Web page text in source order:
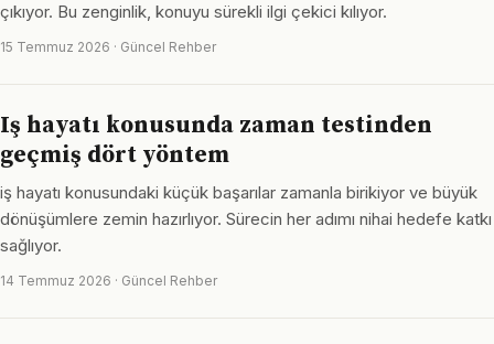
çıkıyor. Bu zenginlik, konuyu sürekli ilgi çekici kılıyor.
15 Temmuz 2026 · Güncel Rehber
Iş hayatı konusunda zaman testinden
geçmiş dört yöntem
iş hayatı konusundaki küçük başarılar zamanla birikiyor ve büyük
dönüşümlere zemin hazırlıyor. Sürecin her adımı nihai hedefe katkı
sağlıyor.
14 Temmuz 2026 · Güncel Rehber